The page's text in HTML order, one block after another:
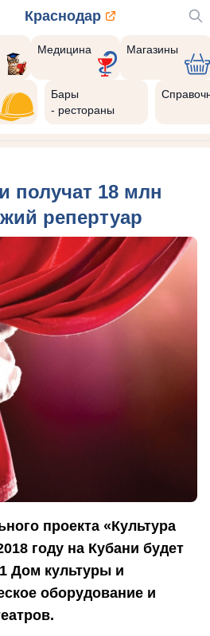
Краснодар
Медицина Магазины
Бары
- рестораны
получат 18 млн
репертуар
проекта «Культура
году на Кубани будет
Дом культуры и
оборудование и